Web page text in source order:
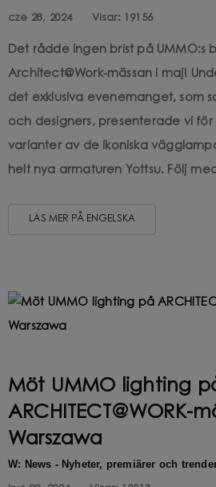
cze 28, 2024 Visar: 19156
Det rådde ingen brist på UMMO:s
Architect@Work-mässan i maj!
det exklusiva evenemanget, som
och designers, presenterade vi
varianter av de ikoniska
helt nya armaturen Yottsu. Följ
LÄS MER PÅ ENGELSKA
Möt UMMO lighting
ARCHITECT@WORK-
Warszawa
W: News - Nyheter, premiärer och